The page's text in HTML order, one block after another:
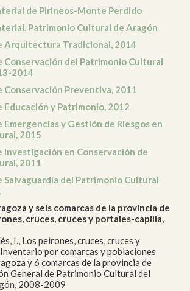
de Pirineos-Monte Perdido
Patrimonio Cultural de Aragón
Arquitectura Tradicional, 2014
Conservación del Patrimonio Cultural
2014
Conservación Preventiva, 2011
Educación y Patrimonio, 2012
Emergencias y Gestión de Riesgos en
2015
Investigación en Conservación de
2011
Salvaguardia del Patrimonio Cultural
y seis comarcas de la provincia de
cruces, cruces y portales-capilla,
I., Los peirones, cruces, cruces y
por comarcas y poblaciones
y 6 comarcas de la provincia de
General de Patrimonio Cultural del
2008-2009